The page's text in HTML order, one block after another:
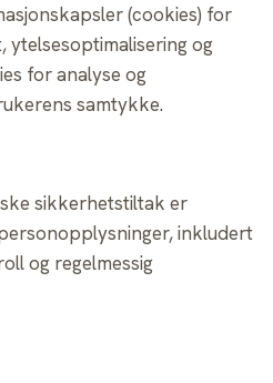
(cookies) for
ytelsesoptimalisering og
for analyse og
samtykke.
sikkerhetstiltak er
inkludert
og regelmessig